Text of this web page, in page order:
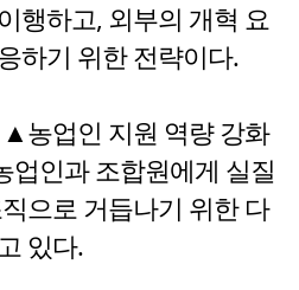
행하고, 외부의 개혁 요
하기 위한 전략이다.
농업인 지원 역량 강화
업인과 조합원에게 실질
으로 거듭나기 위한 다
있다.